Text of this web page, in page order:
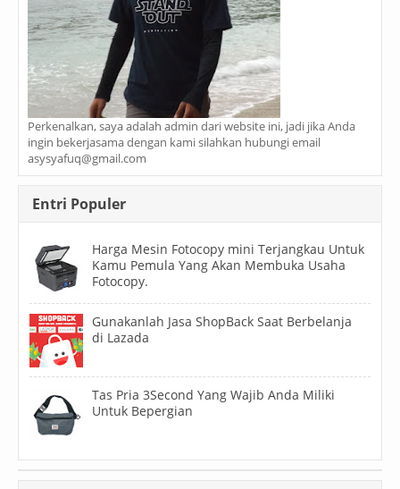
Perkenalkan, saya adalah admin dari website ini, jadi jika Anda
ingin bekerjasama dengan kami silahkan hubungi email
asysyafuq@gmail.com
Entri Populer
Harga Mesin Fotocopy mini Terjangkau Untuk
Kamu Pemula Yang Akan Membuka Usaha
Fotocopy.
Gunakanlah Jasa ShopBack Saat Berbelanja
di Lazada
Tas Pria 3Second Yang Wajib Anda Miliki
Untuk Bepergian